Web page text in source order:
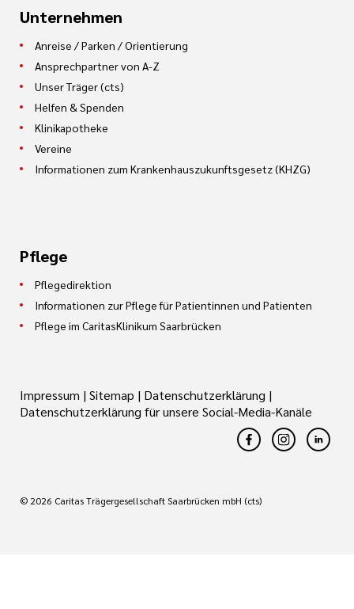
Unternehmen
Anreise / Parken / Orientierung
Ansprechpartner von A-Z
Unser Träger (cts)
Helfen & Spenden
Klinikapotheke
Vereine
Informationen zum Krankenhauszukunftsgesetz (KHZG)
Pflege
Pflegedirektion
Informationen zur Pflege für Patientinnen und Patienten
Pflege im CaritasKlinikum Saarbrücken
© 2026 Caritas Trägergesellschaft Saarbrücken mbH (cts)
Impressum | Sitemap | Datenschutzerklärung |
Datenschutzerklärung für unsere Social-Media-Kanäle